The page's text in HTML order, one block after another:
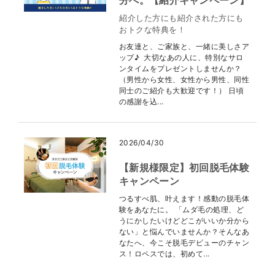
紹介した方にも紹介された方にも
おトクな特典を！
お友達と、ご家族と、一緒に美しさア
ップ♪ 大切なあの人に、特別なサロ
ンタイムをプレゼントしませんか？
（男性から女性、女性から男性、同性
同士のご紹介も大歓迎です！） 日頃
の感謝を込...
2026/04/30
【新規様限定】初回脱毛体験
キャンペーン
つるすべ肌、叶えます！感動の脱毛体
験をあなたに。 「ムダ毛の処理、ど
うにかしたいけどどこがいいか分から
ない」と悩んでいませんか？そんなあ
なたへ、今こそ脱毛デビューのチャン
ス！ロペスでは、初めて...